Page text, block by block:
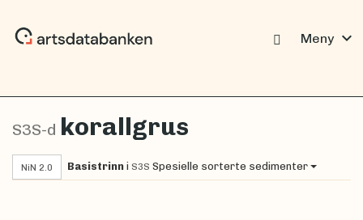
Meny expand_more
S3S-d korallgrus
NiN 2.0 Basistrinn i S3S Spesielle sorterte sedimenter